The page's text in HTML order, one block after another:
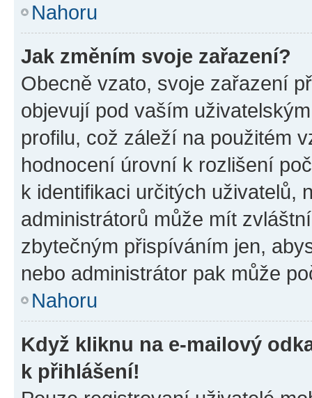
Nahoru
Jak změním svoje zařazení?
Obecně vzato, svoje zařazení
objevují pod vaším
profilu, což záleží na použitém
hodnocení úrovní k rozlišení
k identifikaci určitých uživatelů,
administrátorů může mít
zbytečným přispíváním jen,
nebo administrátor pak může
Nahoru
Když kliknu na e-mailový
k přihlášení!